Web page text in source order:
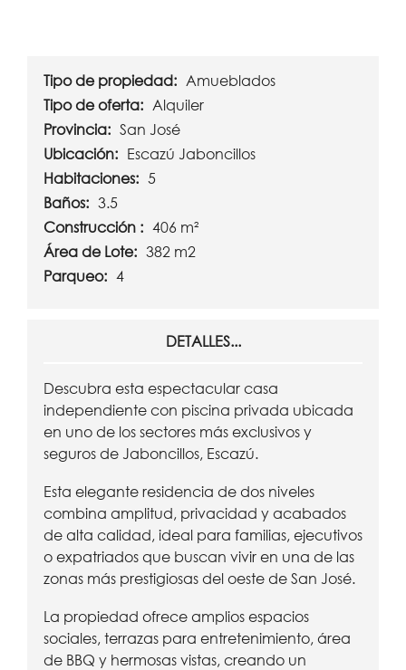
Tipo de propiedad: Amueblados
Tipo de oferta: Alquiler
Provincia: San José
Ubicación: Escazú Jaboncillos
Habitaciones: 5
Baños: 3.5
Construcción : 406 m²
Área de Lote: 382 m2
Parqueo: 4
DETALLES...
Descubra esta espectacular casa
independiente con piscina privada ubicada
en uno de los sectores más exclusivos y
seguros de Jaboncillos, Escazú.
Esta elegante residencia de dos niveles
combina amplitud, privacidad y acabados
de alta calidad, ideal para familias, ejecutivos
o expatriados que buscan vivir en una de las
zonas más prestigiosas del oeste de San José.
La propiedad ofrece amplios espacios
sociales, terrazas para entretenimiento, área
de BBQ y hermosas vistas, creando un